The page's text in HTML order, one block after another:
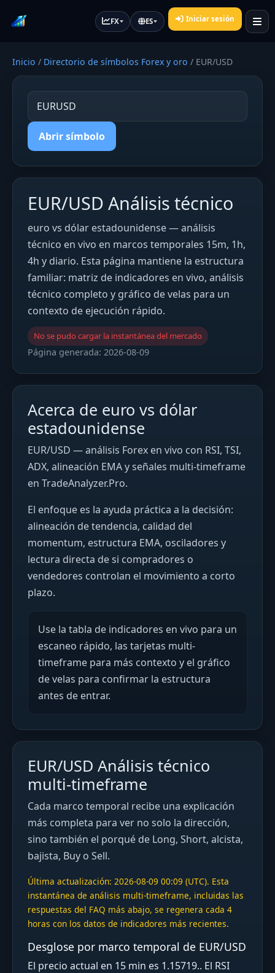
FX ES Iniciar sesión
Inicio / Directorio de símbolos Forex y oro / EUR/USD
Abrir símbolo
EUR/USD Análisis técnico
euro vs dólar estadounidense — análisis
técnico en vivo en marcos temporales 15m, 1h,
4h y diario. Esta página mantiene la estructura
familiar: matriz de indicadores en vivo, análisis
técnico completo y gráfico de velas para un
contexto de ejecución rápido.
No se pudo cargar la instantánea del mercado
Página generada: 2026-08-09
Acerca de euro vs dólar
estadounidense
EUR/USD — análisis Forex en vivo con RSI, TSI,
ADX, alineación EMA y señales multi-timeframe
en TradeAnalyzer.Pro.
El enfoque es la ayuda práctica a la decisión:
alineación de tendencia, calidad del
momentum, estructura EMA, osciladores y
lectura directa de si compradores o
vendedores controlan el movimiento a corto
plazo.
Use la tabla de indicadores en vivo para un
escaneo rápido, las tarjetas multi-
timeframe para más contexto y el gráfico
de velas para confirmar la estructura
antes de entrar.
EUR/USD Análisis técnico
multi-timeframe
Cada marco temporal recibe una explicación
más completa para ver no solo la dirección,
sino también el porqué de Long, Short, alcista,
bajista, Buy o Sell.
Última actualización: 2026-08-09 00:09 (UTC). Esta
instantánea de análisis multi-timeframe, incluidas las
respuestas del FAQ más abajo, se regenera cada 4
horas con los datos de indicadores más recientes.
Desglose por marco temporal de EUR/USD
El precio actual en 15 min es 1.15719.. El RSI